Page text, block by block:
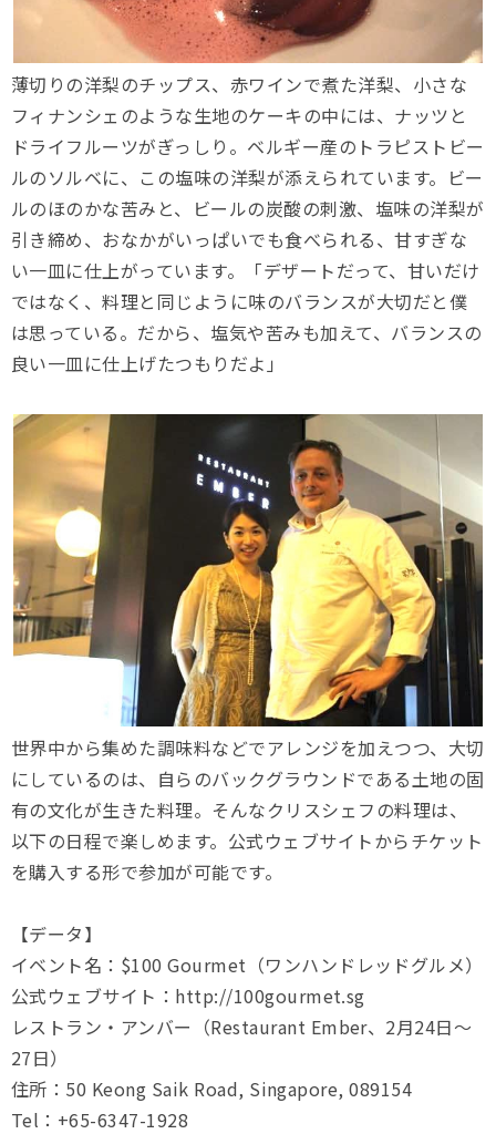
薄切りの洋梨のチップス、赤ワインで煮た洋梨、小さな
フィナンシェのような生地のケーキの中には、ナッツと
ドライフルーツがぎっしり。ベルギー産のトラピストビー
ルのソルベに、この塩味の洋梨が添えられています。ビー
ルのほのかな苦みと、ビールの炭酸の刺激、塩味の洋梨が
引き締め、おなかがいっぱいでも食べられる、甘すぎな
い一皿に仕上がっています。「デザートだって、甘いだけ
ではなく、料理と同じように味のバランスが大切だと僕
は思っている。だから、塩気や苦みも加えて、バランスの
良い一皿に仕上げたつもりだよ」
世界中から集めた調味料などでアレンジを加えつつ、大切
にしているのは、自らのバックグラウンドである土地の固
有の文化が生きた料理。そんなクリスシェフの料理は、
以下の日程で楽しめます。公式ウェブサイトからチケット
を購入する形で参加が可能です。
【データ】
イベント名：$100 Gourmet（ワンハンドレッドグルメ）
公式ウェブサイト：http://100gourmet.sg
レストラン・アンバー（Restaurant Ember、2月24日〜
27日）
住所：50 Keong Saik Road, Singapore, 089154
Tel：+65-6347-1928